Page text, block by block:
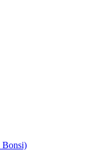
Bonsi)